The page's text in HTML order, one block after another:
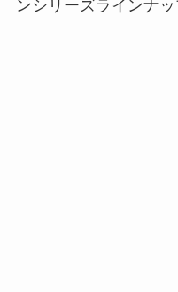
ンシリーズラインナッ